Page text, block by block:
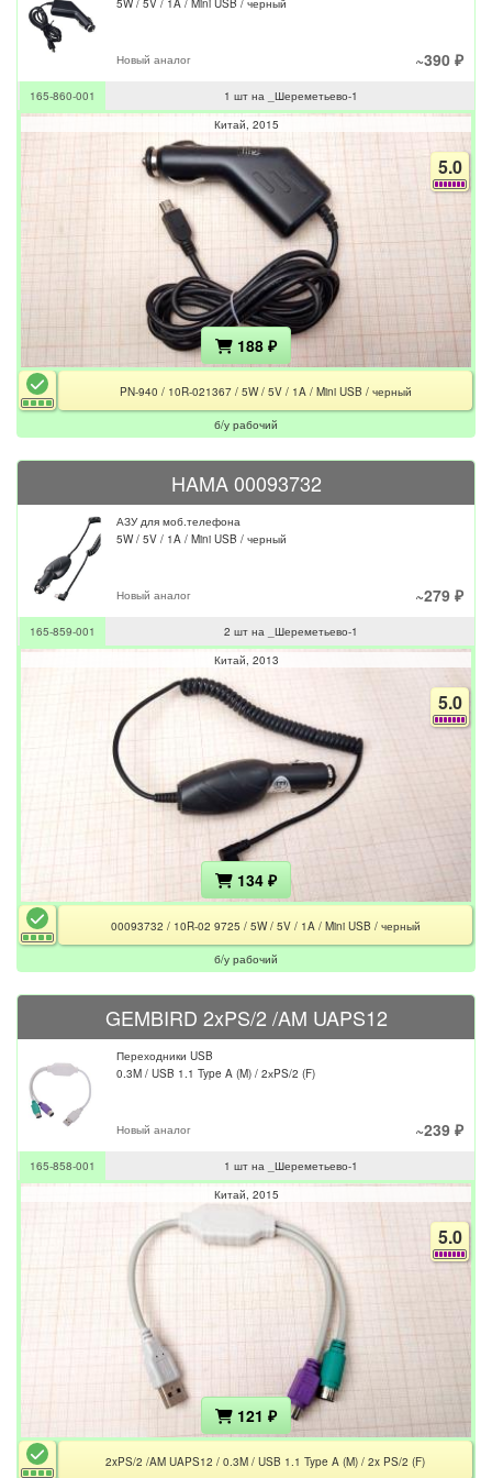
5W / 5V / 1A / Mini USB / черный
Новый аналог ~390 ₽
165-860-001
1 шт на _Шереметьево-1
Китай 2015
5.0
188 ₽
PN-940 / 10R-021367 / 5W / 5V / 1A / Mini USB / черный
б/у рабочий
HAMA 00093732
АЗУ для моб.телефона
5W / 5V / 1A / Mini USB / черный
Новый аналог ~279 ₽
165-859-001
2 шт на _Шереметьево-1
Китай 2013
5.0
134 ₽
00093732 / 10R-02 9725 / 5W / 5V / 1A / Mini USB / черный
б/у рабочий
GEMBIRD 2xPS/2 /AM UAPS12
Переходники USB
0.3M / USB 1.1 Type A (M) / 2хPS/2 (F)
Новый аналог ~239 ₽
165-858-001
1 шт на _Шереметьево-1
Китай 2015
5.0
121 ₽
2xPS/2 /AM UAPS12 / 0.3M / USB 1.1 Type A (M) / 2x PS/2 (F)